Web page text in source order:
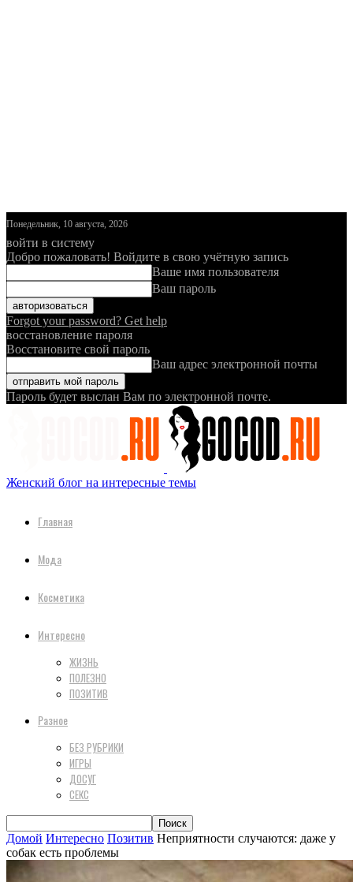
Понедельник, 10 августа, 2026
войти в систему
Добро пожаловать! Войдите в свою учётную запись
Ваше имя пользователя
Ваш пароль
Forgot your password? Get help
восстановление пароля
Восстановите свой пароль
Ваш адрес электронной почты
Пароль будет выслан Вам по электронной почте.
Женский блог на интересные темы
Главная
Мода
Косметика
Интересно
ЖИЗНЬ
ПОЛЕЗНО
ПОЗИТИВ
Разное
БЕЗ РУБРИКИ
ИГРЫ
ДОСУГ
СЕКС
Домой Интересно Позитив Неприятности случаются: даже у
собак есть проблемы